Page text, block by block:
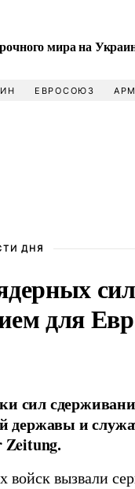
мира на
ЕВРОСОЮЗ
ДНЯ
для
сил
державы и
Zeitung.
вызвали